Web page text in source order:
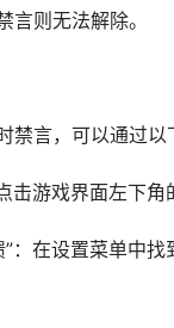
言则无法解除。
禁言，可以通过以
击游戏界面左下角
：在设置菜单中找